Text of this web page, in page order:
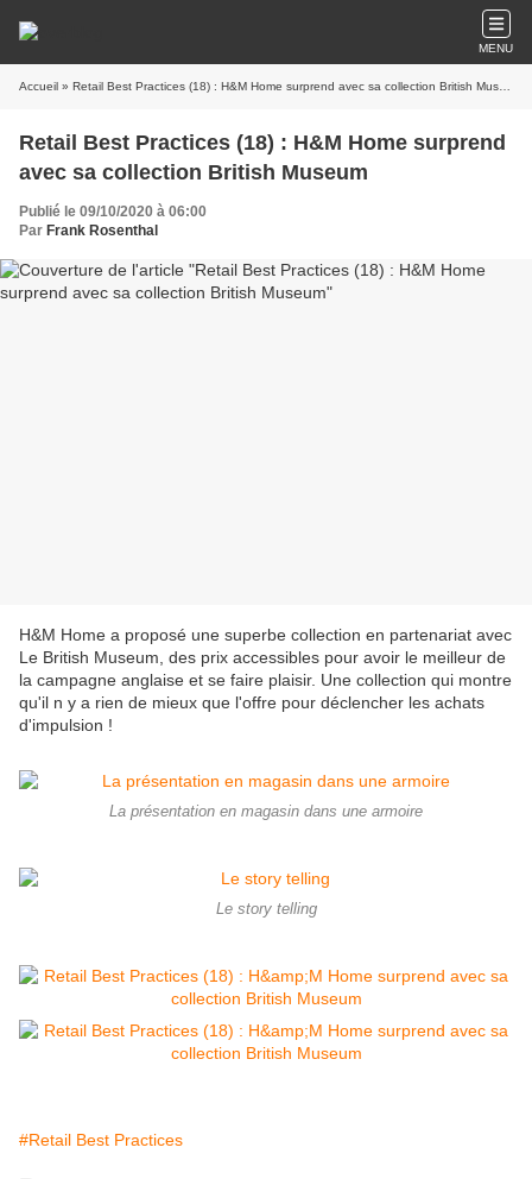
MENU
Accueil » Retail Best Practices (18) : H&M Home surprend avec sa collection British Museum
Retail Best Practices (18) : H&M Home surprend
avec sa collection British Museum
Publié le 09/10/2020 à 06:00
Par Frank Rosenthal
H&M Home a proposé une superbe collection en partenariat avec
Le British Museum, des prix accessibles pour avoir le meilleur de
la campagne anglaise et se faire plaisir. Une collection qui montre
qu'il n y a rien de mieux que l'offre pour déclencher les achats
d'impulsion !
La présentation en magasin dans une armoire
Le story telling
#Retail Best Practices